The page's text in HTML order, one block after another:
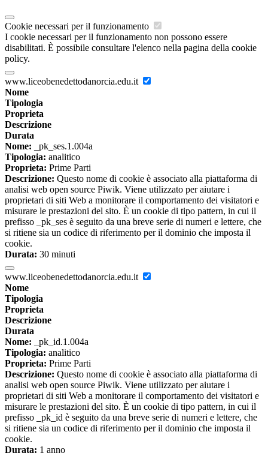
Cookie necessari per il funzionamento
I cookie necessari per il funzionamento non possono essere
disabilitati. È possibile consultare l'elenco nella pagina della cookie
policy.
www.liceobenedettodanorcia.edu.it
Nome
Tipologia
Proprieta
Descrizione
Durata
Nome: _pk_ses.1.004a
Tipologia: analitico
Proprieta: Prime Parti
Descrizione: Questo nome di cookie è associato alla piattaforma di
analisi web open source Piwik. Viene utilizzato per aiutare i
proprietari di siti Web a monitorare il comportamento dei visitatori e
misurare le prestazioni del sito. È un cookie di tipo pattern, in cui il
prefisso _pk_ses è seguito da una breve serie di numeri e lettere, che
si ritiene sia un codice di riferimento per il dominio che imposta il
cookie.
Durata: 30 minuti
www.liceobenedettodanorcia.edu.it
Nome
Tipologia
Proprieta
Descrizione
Durata
Nome: _pk_id.1.004a
Tipologia: analitico
Proprieta: Prime Parti
Descrizione: Questo nome di cookie è associato alla piattaforma di
analisi web open source Piwik. Viene utilizzato per aiutare i
proprietari di siti Web a monitorare il comportamento dei visitatori e
misurare le prestazioni del sito. È un cookie di tipo pattern, in cui il
prefisso _pk_id è seguito da una breve serie di numeri e lettere, che
si ritiene sia un codice di riferimento per il dominio che imposta il
cookie.
Durata: 1 anno